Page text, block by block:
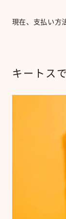
現在、支払い方
キートス